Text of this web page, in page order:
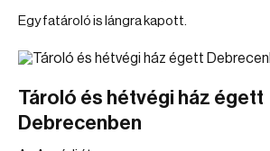
Egy fatároló is lángra kapott.
Tároló és hétvégi ház égett
Debrecenben